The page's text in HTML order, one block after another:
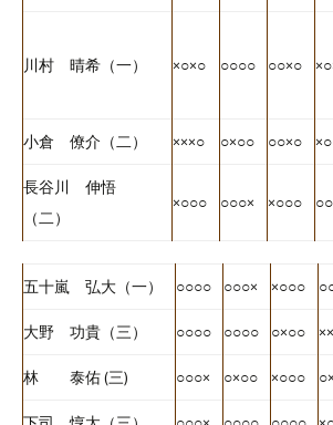
川村 晴希（一） ×○×○ ○○○○ ○○×○
小倉 僚介（二） ×××○ ○×○○ ○○×○
長谷川 伸悟
（二）
×○○○ ○○○× ×○○○
五十嵐 弘大（一） ○○○○ ○○○× ×○○○
大野 功貴（三） ○○○○ ○○○○ ○×○○
林 泰佑 (三) ○○○× ○×○○ ×○○○